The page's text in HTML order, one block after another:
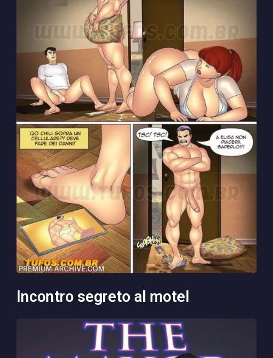
incontro segreto al motel